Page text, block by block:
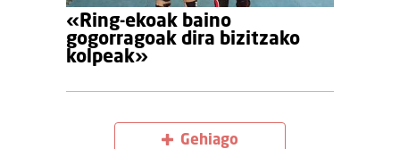
«Ring-ekoak baino
gogorragoak dira bizitzako
kolpeak»
Gehiago